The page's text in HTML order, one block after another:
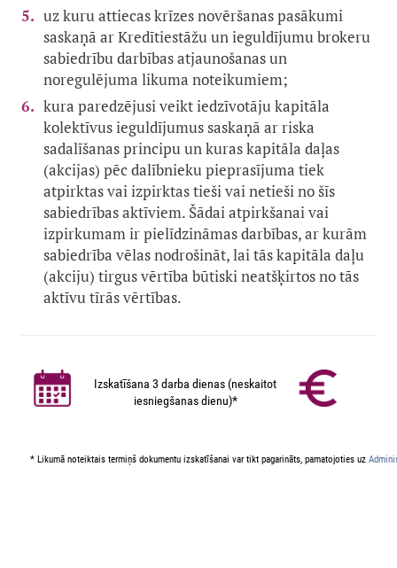
uz kuru attiecas krīzes novēršanas pasākumi
saskaņā ar Kredītiestāžu un ieguldījumu brokeru
sabiedrību darbības atjaunošanas un
noregulējuma likuma noteikumiem;
kura paredzējusi veikt iedzīvotāju kapitāla
kolektīvus ieguldījumus saskaņā ar riska
sadalīšanas principu un kuras kapitāla daļas
(akcijas) pēc dalībnieku pieprasījuma tiek
atpirktas vai izpirktas tieši vai netieši no šīs
sabiedrības aktīviem. Šādai atpirkšanai vai
izpirkumam ir pielīdzināmas darbības, ar kurām
sabiedrība vēlas nodrošināt, lai tās kapitāla daļu
(akciju) tirgus vērtība būtiski neatšķirtos no tās
aktīvu tīrās vērtības.
Izskatīšana 3 darba dienas (neskaitot
iesniegšanas dienu)*
* Likumā noteiktais termiņš dokumentu izskatīšanai var tikt pagarināts, pamatojoties uz